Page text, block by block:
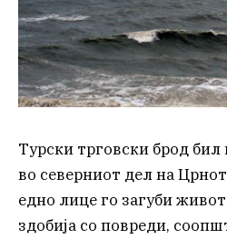
Турски трговски брод
во северниот дел на
едно лице го загуби
здобија со повреди,